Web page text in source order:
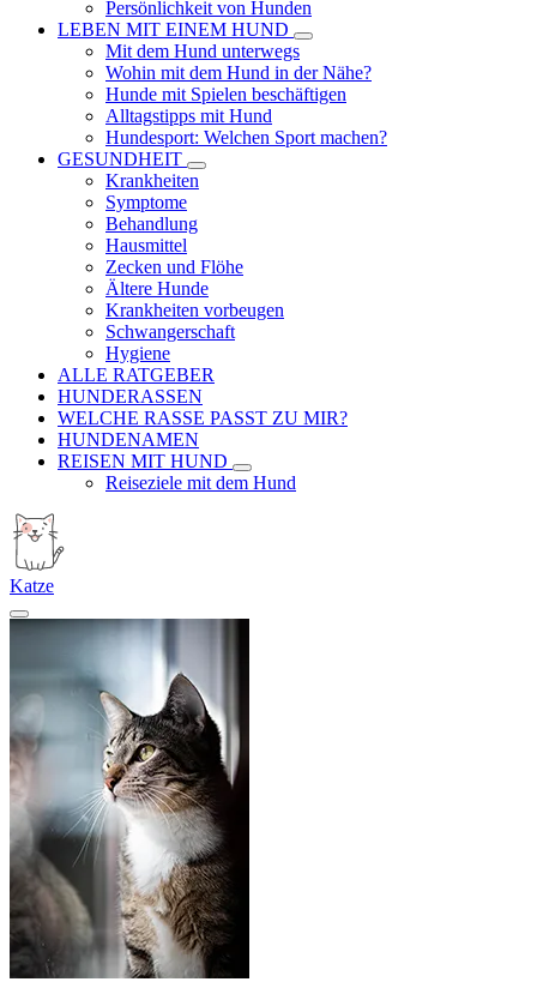
Persönlichkeit von Hunden
LEBEN MIT EINEM HUND
Mit dem Hund unterwegs
Wohin mit dem Hund in der Nähe?
Hunde mit Spielen beschäftigen
Alltagstipps mit Hund
Hundesport: Welchen Sport machen?
GESUNDHEIT
Krankheiten
Symptome
Behandlung
Hausmittel
Zecken und Flöhe
Ältere Hunde
Krankheiten vorbeugen
Schwangerschaft
Hygiene
ALLE RATGEBER
HUNDERASSEN
WELCHE RASSE PASST ZU MIR?
HUNDENAMEN
REISEN MIT HUND
Reiseziele mit dem Hund
Katze